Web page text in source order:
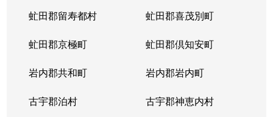
虻田郡留寿都村 虻田郡喜茂別町
虻田郡京極町 虻田郡倶知安町
岩内郡共和町 岩内郡岩内町
古宇郡泊村 古宇郡神恵内村